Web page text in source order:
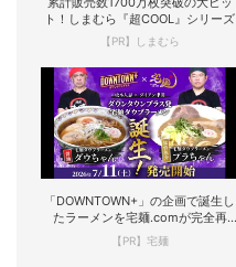
ト！しまむら『超COOL』シリーズ
【PR】しまむら
「DOWNTOWN+」の企画で誕生し
たラーメンを宅麺.comが完全再
現！
【PR】宅麺